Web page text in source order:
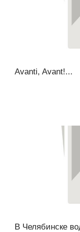
Avanti, Avant!...
В Челябинске